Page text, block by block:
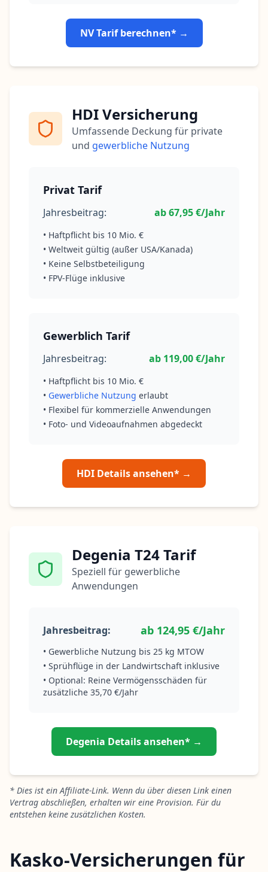
NV Tarif berechnen* →
HDI Versicherung
Umfassende Deckung für private
und gewerbliche Nutzung
Privat Tarif
Jahresbeitrag: ab 67,95 €/Jahr
• Haftpflicht bis 10 Mio. €
• Weltweit gültig (außer USA/Kanada)
• Keine Selbstbeteiligung
• FPV-Flüge inklusive
Gewerblich Tarif
Jahresbeitrag: ab 119,00 €/Jahr
• Haftpflicht bis 10 Mio. €
• Gewerbliche Nutzung erlaubt
• Flexibel für kommerzielle Anwendungen
• Foto- und Videoaufnahmen abgedeckt
HDI Details ansehen* →
Degenia T24 Tarif
Speziell für gewerbliche
Anwendungen
Jahresbeitrag: ab 124,95 €/Jahr
• Gewerbliche Nutzung bis 25 kg MTOW
• Sprühflüge in der Landwirtschaft inklusive
• Optional: Reine Vermögensschäden für
zusätzliche 35,70 €/Jahr
Degenia Details ansehen* →
* Dies ist ein Affiliate-Link. Wenn du über diesen Link einen
Vertrag abschließen, erhalten wir eine Provision. Für du
entstehen keine zusätzlichen Kosten.
Kasko-Versicherungen für